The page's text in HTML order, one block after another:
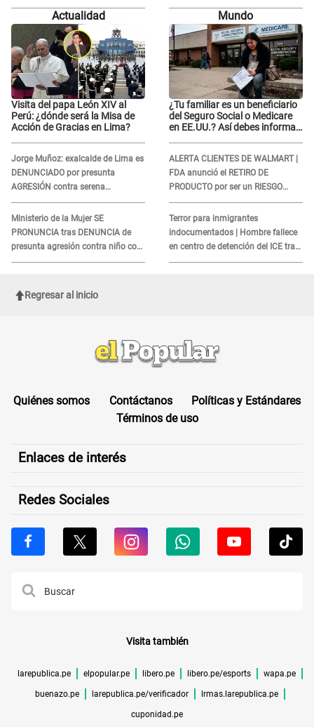
director musical de La Bella Luz:
"Me quedé asustada, en shock"
inesperada partida: "Hace dos
Actualidad
Visita del papa León XIV al
Perú: ¿dónde será la Misa de
Acción de Gracias en Lima?
Jorge Muñoz: exalcalde de Lima es
DENUNCIADO por presunta
AGRESIÓN contra serena
GESTANTE en Miraflores
Ministerio de la Mujer SE
PRONUNCIA tras DENUNCIA de
presunta agresión contra niño con
autismo en Surco
Mundo
¿Tu familiar es un beneficiario
del Seguro Social o Medicare
en EE.UU.? Así debes informar
ALERTA CLIENTES DE WALMART |
FDA anunció el RETIRO DE
PRODUCTO por ser un RIESGO
MORTAL para consumidores: ¿Cuál
es?
Terror para inmigrantes
indocumentados | Hombre fallece
en centro de detención del ICE tras
sufrir una "emergencia médica"
Regresar al inicio
Quiénes somos Contáctanos
Políticas y Estándares
Términos de uso
Enlaces de interés
Redes Sociales
Visita también
larepublica.pe elpopular.pe libero.pe libero.pe/esports wapa.pe
buenazo.pe larepublica.pe/verificador lrmas.larepublica.pe
cuponidad.pe